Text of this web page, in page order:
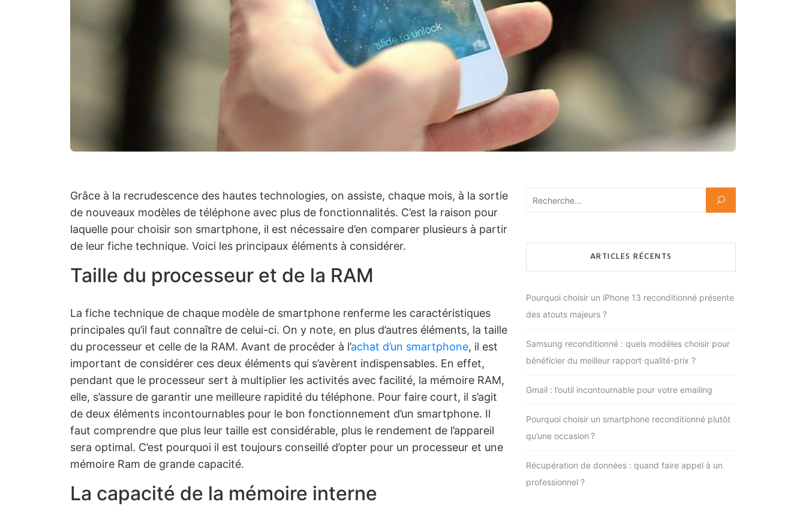
Grâce à la recrudescence des hautes technologies, on assiste, chaque mois, à la sortie
de nouveaux modèles de téléphone avec plus de fonctionnalités. C’est la raison pour
laquelle pour choisir son smartphone, il est nécessaire d’en comparer plusieurs à partir
de leur fiche technique. Voici les principaux éléments à considérer.
Taille du processeur et de la RAM
La fiche technique de chaque modèle de smartphone renferme les caractéristiques
principales qu’il faut connaître de celui-ci. On y note, en plus d’autres éléments, la taille
du processeur et celle de la RAM. Avant de procéder à l’achat d’un smartphone, il est
important de considérer ces deux éléments qui s’avèrent indispensables. En effet,
pendant que le processeur sert à multiplier les activités avec facilité, la mémoire RAM,
elle, s’assure de garantir une meilleure rapidité du téléphone. Pour faire court, il s’agit
de deux éléments incontournables pour le bon fonctionnement d’un smartphone. Il
faut comprendre que plus leur taille est considérable, plus le rendement de l’appareil
sera optimal. C’est pourquoi il est toujours conseillé d’opter pour un processeur et une
mémoire Ram de grande capacité.
La capacité de la mémoire interne
Rechercher :
ARTICLES RÉCENTS
Pourquoi choisir un iPhone 13 reconditionné présente
des atouts majeurs ?
Samsung reconditionné : quels modèles choisir pour
bénéficier du meilleur rapport qualité-prix ?
Gmail : l’outil incontournable pour votre emailing
Pourquoi choisir un smartphone reconditionné plutôt
qu’une occasion ?
Récupération de données : quand faire appel à un
professionnel ?